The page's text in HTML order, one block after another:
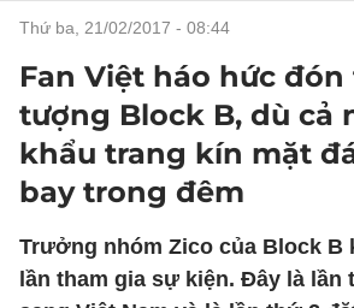
thứ ba, 21/02/2017 - 08:44
Fan Việt háo hức đón
tượng Block B, dù cả
khẩu trang kín mặt
bay trong đêm
Trưởng nhóm Zico của Block B
lần tham gia sự kiện. Đây là lần